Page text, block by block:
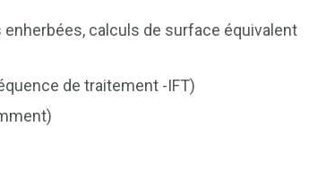
calculs de surface équivalent
de traitement -IFT)